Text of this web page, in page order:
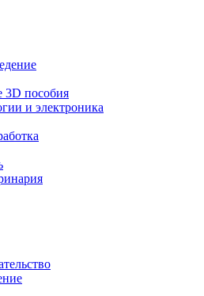
3D пособия
и электроника